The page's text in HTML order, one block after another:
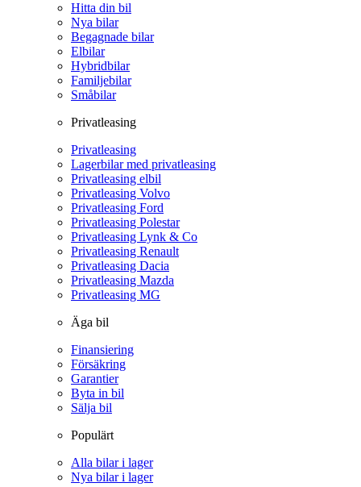
Hitta din bil
Nya bilar
Begagnade bilar
Elbilar
Hybridbilar
Familjebilar
Småbilar
Privatleasing
Privatleasing
Lagerbilar med privatleasing
Privatleasing elbil
Privatleasing Volvo
Privatleasing Ford
Privatleasing Polestar
Privatleasing Lynk & Co
Privatleasing Renault
Privatleasing Dacia
Privatleasing Mazda
Privatleasing MG
Äga bil
Finansiering
Försäkring
Garantier
Byta in bil
Sälja bil
Populärt
Alla bilar i lager
Nya bilar i lager